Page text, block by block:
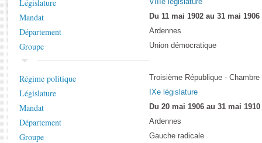
Rapports d'enquête
Rapports législatifs
Rapports sur l'application des lois
Baromètre de l’application des lois
Dossiers législatifs
Budget et sécurité sociale
Questions écrites et orales
Comptes rendus des débats
Législature
Mandat Du 11 mai 1902 au 31 mai 1906
Département Ardennes
Groupe Union démocratique
Régime politique Troisième République -
Législature IXe législature
Mandat Du 20 mai 1906 au 31 mai 1910
Département Ardennes
Groupe Gauche radicale